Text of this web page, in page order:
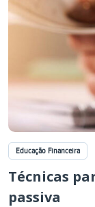
Educação Financeira
Técnicas
passiva